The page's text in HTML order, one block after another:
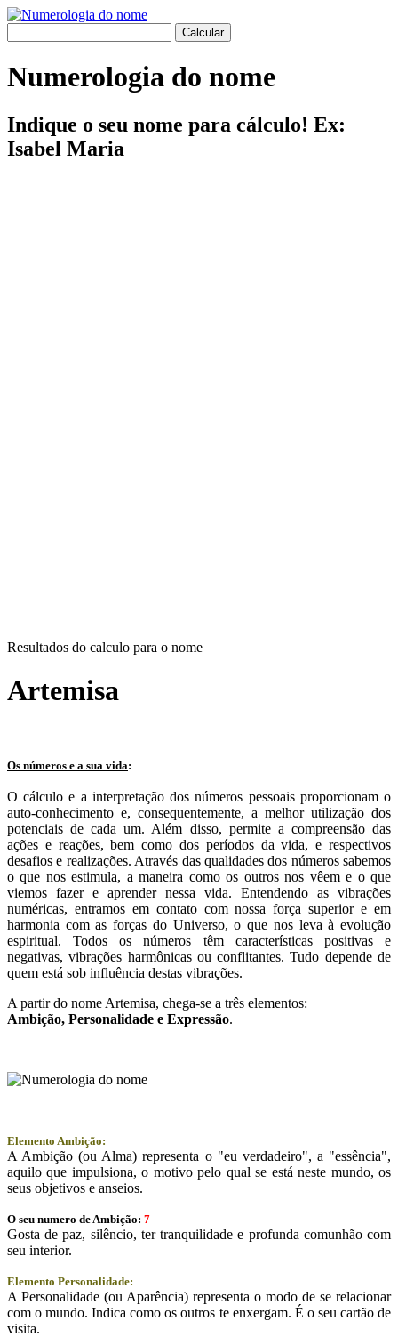
Numerologia do nome
Indique o seu nome para cálculo! Ex:
Isabel Maria
Resultados do calculo para o nome
Artemisa
Os números e a sua vida:
O cálculo e a interpretação dos números pessoais proporcionam o
auto-conhecimento e, consequentemente, a melhor utilização dos
potenciais de cada um. Além disso, permite a compreensão das
ações e reações, bem como dos períodos da vida, e respectivos
desafios e realizações. Através das qualidades dos números sabemos
o que nos estimula, a maneira como os outros nos vêem e o que
viemos fazer e aprender nessa vida. Entendendo as vibrações
numéricas, entramos em contato com nossa força superior e em
harmonia com as forças do Universo, o que nos leva à evolução
espiritual. Todos os números têm características positivas e
negativas, vibrações harmônicas ou conflitantes. Tudo depende de
quem está sob influência destas vibrações.
A partir do nome Artemisa, chega-se a três elementos:
Ambição, Personalidade e Expressão.
Elemento Ambição:
A Ambição (ou Alma) representa o "eu verdadeiro", a "essência",
aquilo que impulsiona, o motivo pelo qual se está neste mundo, os
seus objetivos e anseios.
O seu numero de Ambição: 7
Gosta de paz, silêncio, ter tranquilidade e profunda comunhão com
seu interior.
Elemento Personalidade:
A Personalidade (ou Aparência) representa o modo de se relacionar
com o mundo. Indica como os outros te enxergam. É o seu cartão de
visita.